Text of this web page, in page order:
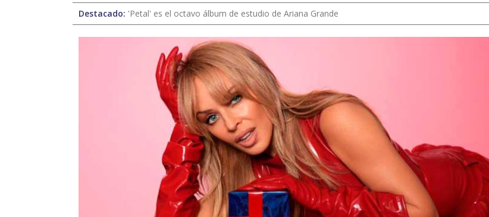
Destacado: 'Petal' es el octavo álbum de estudio de Ariana Grande